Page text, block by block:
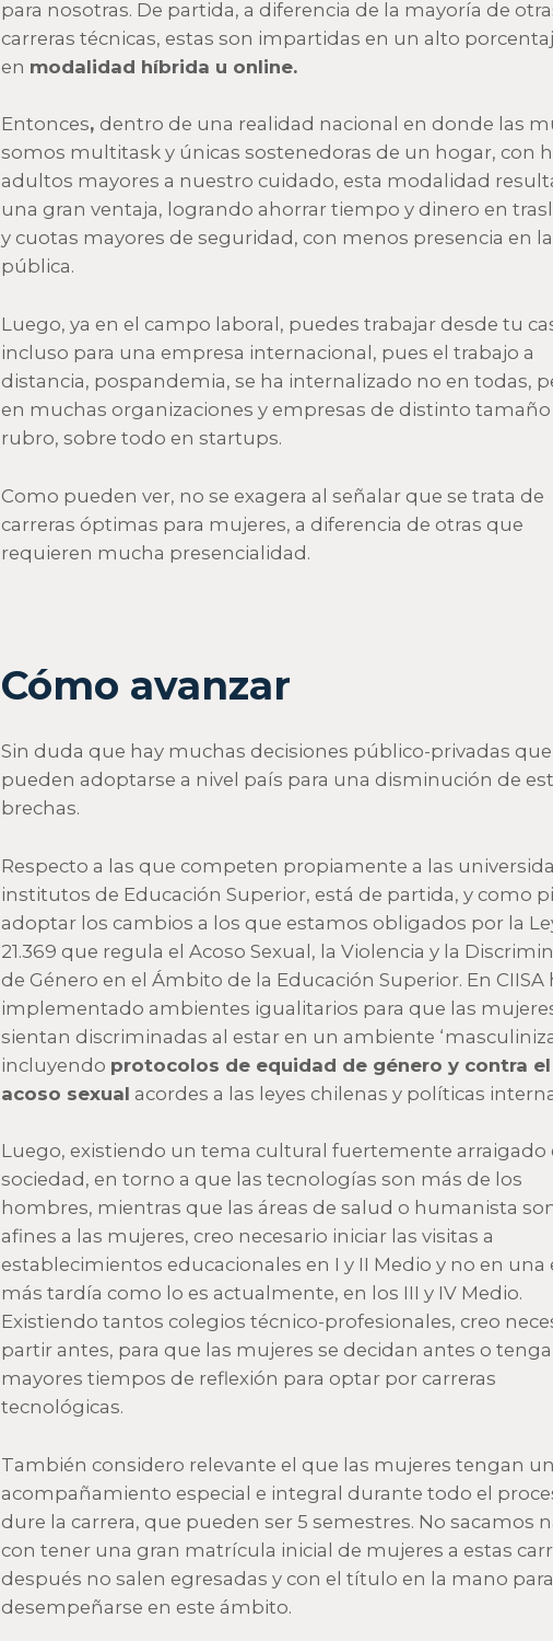
para nosotras. De partida, a diferencia de la mayoría de
carreras técnicas, estas son impartidas en un alto
en modalidad híbrida u online.
Entonces, dentro de una realidad nacional en donde las
somos multitask y únicas sostenedoras de un hogar, con
adultos mayores a nuestro cuidado, esta modalidad
una gran ventaja, logrando ahorrar tiempo y dinero en
y cuotas mayores de seguridad, con menos presencia en
pública.
Luego, ya en el campo laboral, puedes trabajar desde tu
incluso para una empresa internacional, pues el trabajo a
distancia, pospandemia, se ha internalizado no en todas,
en muchas organizaciones y empresas de distinto tamaño
rubro, sobre todo en startups.
Como pueden ver, no se exagera al señalar que se trata de
carreras óptimas para mujeres, a diferencia de otras que
requieren mucha presencialidad.
Cómo avanzar
Sin duda que hay muchas decisiones público-privadas que
pueden adoptarse a nivel país para una disminución de
brechas.
Respecto a las que competen propiamente a las
institutos de Educación Superior, está de partida, y como
adoptar los cambios a los que estamos obligados por la
21.369 que regula el Acoso Sexual, la Violencia y la
de Género en el Ámbito de la Educación Superior. En CIISA
implementado ambientes igualitarios para que las
sientan discriminadas al estar en un ambiente
incluyendo protocolos de equidad de género y contra el
acoso sexual acordes a las leyes chilenas y políticas
Luego, existiendo un tema cultural fuertemente arraigado
sociedad, en torno a que las tecnologías son más de los
hombres, mientras que las áreas de salud o humanista
afines a las mujeres, creo necesario iniciar las visitas a
establecimientos educacionales en I y II Medio y no en una
más tardía como lo es actualmente, en los III y IV Medio.
Existiendo tantos colegios técnico-profesionales, creo
partir antes, para que las mujeres se decidan antes o
mayores tiempos de reflexión para optar por carreras
tecnológicas.
También considero relevante el que las mujeres tengan un
acompañamiento especial e integral durante todo el
dure la carrera, que pueden ser 5 semestres. No sacamos
con tener una gran matrícula inicial de mujeres a estas
después no salen egresadas y con el título en la mano para
desempeñarse en este ámbito.